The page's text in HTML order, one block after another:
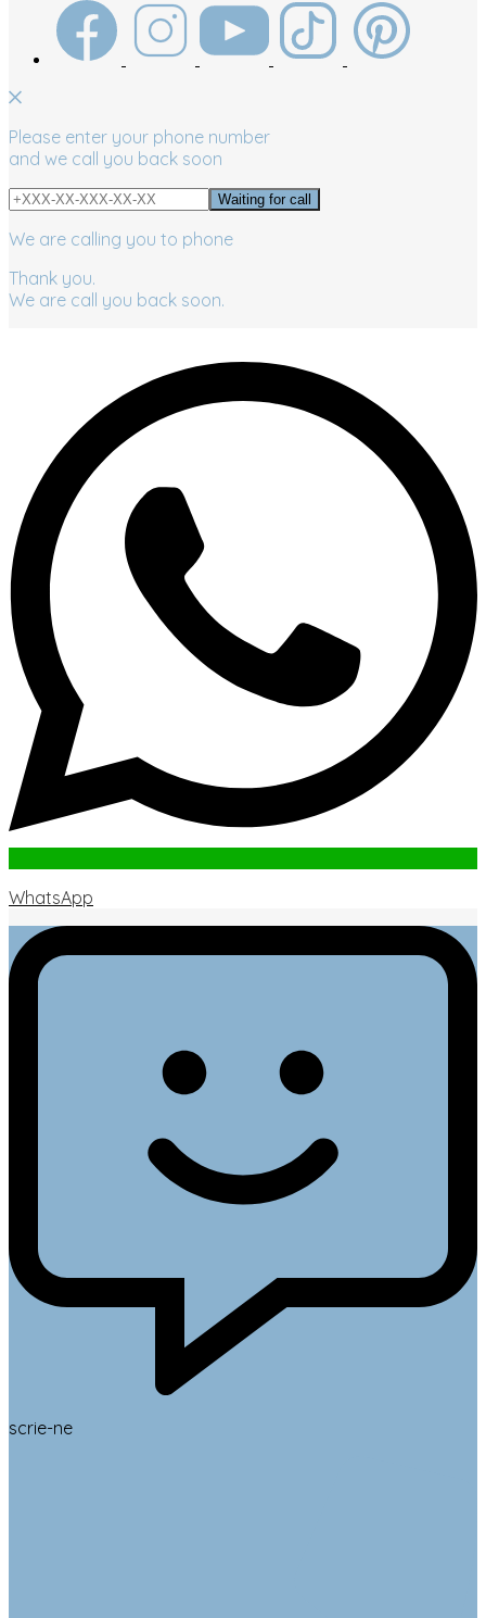
Please enter your phone number
and we call you back soon
We are calling you to phone
Thank you.
We are call you back soon.
WhatsApp
scrie-ne